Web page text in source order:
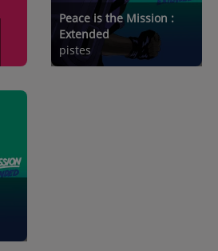
Peace is the Mission :
Extended
pistes